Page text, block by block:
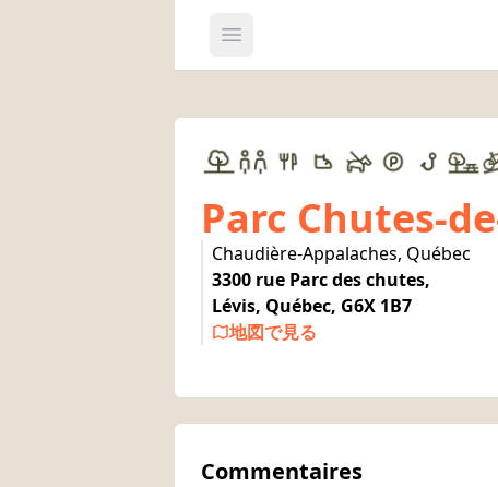
Open main menu
Parc Chutes-
Chaudière-Appalaches, Québec
3300 rue Parc des chutes,
Lévis, Québec, G6X 1B7
地図で見る
Commentaires